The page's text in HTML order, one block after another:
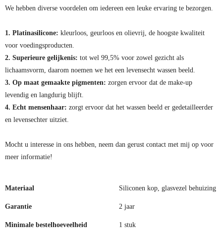
We hebben diverse voordelen om iedereen een leuke ervaring te bezorgen.
1. Platinasilicone: kleurloos, geurloos en olievrij, de hoogste kwaliteit
voor voedingsproducten.
2. Superieure gelijkenis: tot wel 99,5% voor zowel gezicht als
lichaamsvorm, daarom noemen we het een levensecht wassen beeld.
3. Op maat gemaakte pigmenten: zorgen ervoor dat de make-up
levendig en langdurig blijft.
4. Echt mensenhaar: zorgt ervoor dat het wassen beeld er gedetailleerder
en levensechter uitziet.
Mocht u interesse in ons hebben, neem dan gerust contact met mij op voor
meer informatie!
Materiaal Siliconen kop, glasvezel behuizing
Garantie 2 jaar
Minimale bestelhoeveelheid 1 stuk